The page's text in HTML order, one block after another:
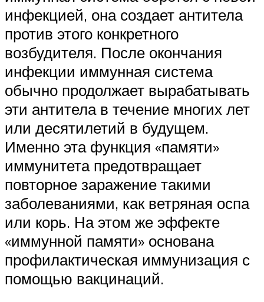
инфекцией, она создает антитела
против этого конкретного
возбудителя. После окончания
инфекции иммунная система
обычно продолжает вырабатывать
эти антитела в течение многих лет
или десятилетий в будущем.
Именно эта функция «памяти»
иммунитета предотвращает
повторное заражение такими
заболеваниями, как ветряная оспа
или корь. На этом же эффекте
«иммунной памяти» основана
профилактическая иммунизация с
помощью вакцинаций.